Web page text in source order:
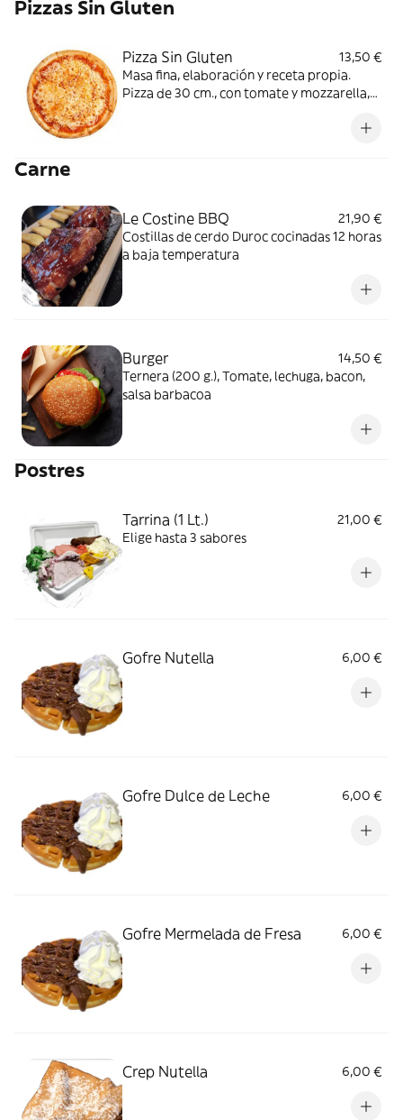
Pizzas Sin Gluten
Pizza Sin Gluten
13,50 €
Masa fina, elaboración y receta propia.
Pizza de 30 cm., con tomate y mozzarella,
Carne
Le Costine BBQ
21,90 €
Costillas de cerdo Duroc cocinadas 12 horas
a baja temperatura
Burger
14,50 €
Ternera (200 g.), Tomate, lechuga, bacon,
salsa barbacoa
Postres
Tarrina (1 Lt.)
21,00 €
Elige hasta 3 sabores
Gofre Nutella 6,00 €
Gofre Dulce de Leche 6,00 €
Gofre Mermelada de Fresa 6,00 €
Crep Nutella 6,00 €